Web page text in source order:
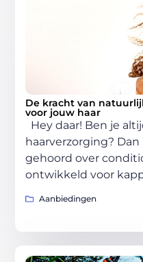
De kracht van
voor jouw haar
Hey daar! Ben je
haarverzorging?
gehoord over
ontwikkeld voor
Aanbiedingen